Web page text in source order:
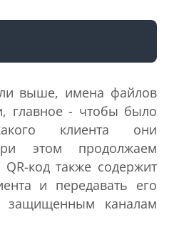
выше, имена файлов
главное - чтобы было
клиента они
этом продолжаем
код также содержит
и передавать его
защищенным каналам